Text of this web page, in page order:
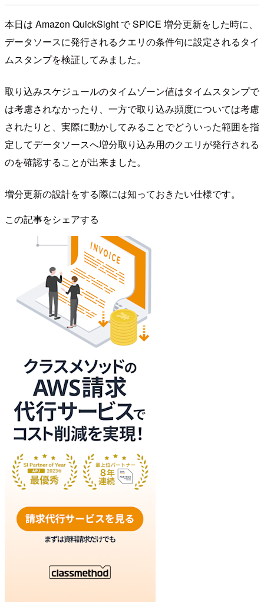
本日は Amazon QuickSight で SPICE 増分更新をした時に、
データソースに発行されるクエリの条件句に設定されるタイ
ムスタンプを検証してみました。
取り込みスケジュールのタイムゾーン値はタイムスタンプで
は考慮されなかったり、一方で取り込み頻度については考慮
されたりと、実際に動かしてみることでどういった範囲を指
定してデータソースへ増分取り込み用のクエリが発行される
のを確認することが出来ました。
増分更新の設計をする際には知っておきたい仕様です。
この記事をシェアする